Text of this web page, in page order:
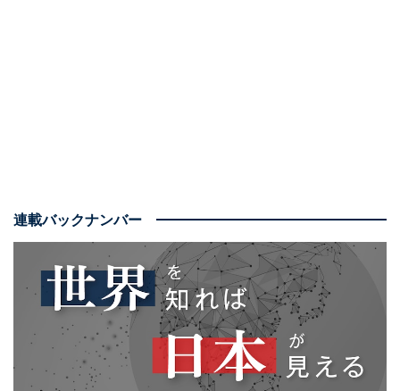
連載バックナンバー